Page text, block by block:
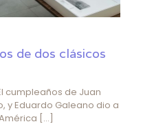
de dos clásicos
cumpleaños de Juan
y Eduardo Galeano dio a
[…]